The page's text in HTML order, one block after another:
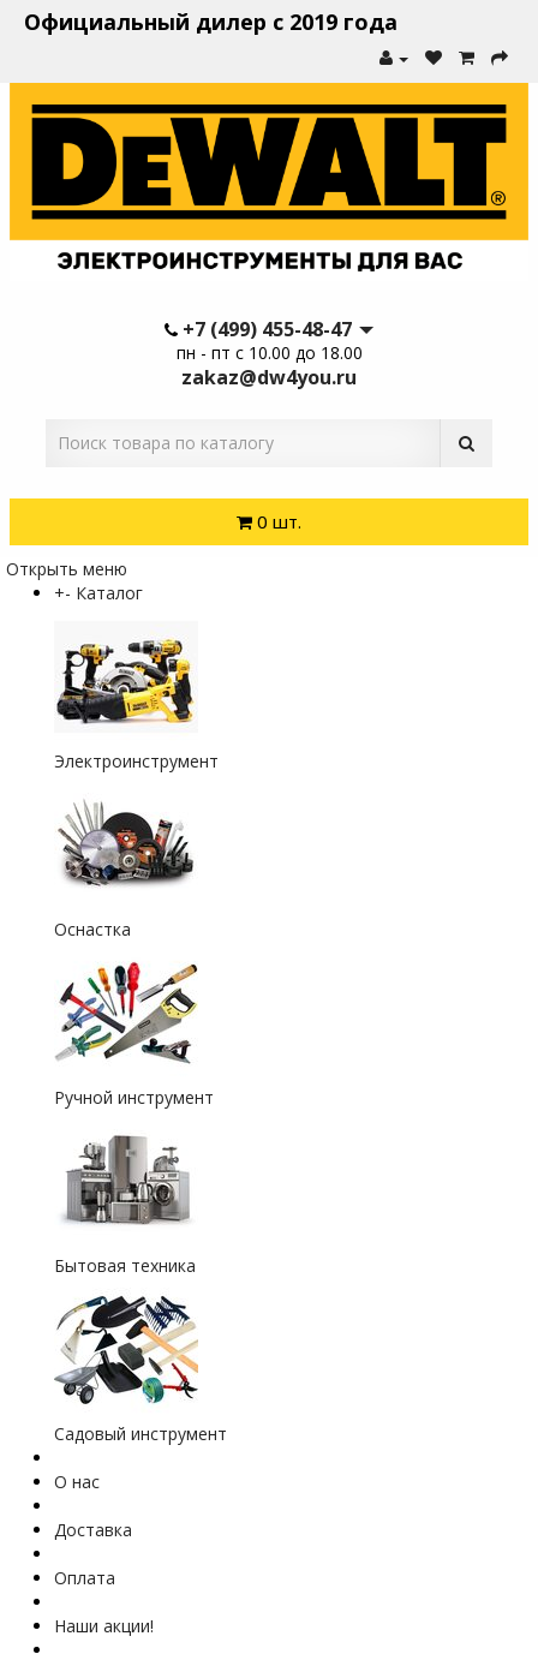
Официальный дилер с 2019 года
+7 (499) 455-48-47
пн - пт с 10.00 до 18.00
zakaz@dw4you.ru
0 шт.
Открыть меню
+- Каталог
Электроинструмент
Оснастка
Ручной инструмент
Бытовая техника
Садовый инструмент
О нас
Доставка
Оплата
Наши акции!